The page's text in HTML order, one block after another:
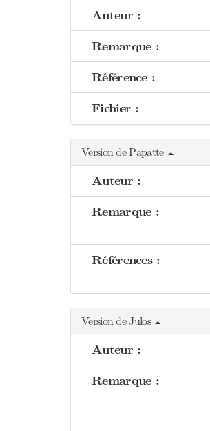
Auteur :
Remarque :
Référence :
Fichier :
Version de Papatte
Auteur :
Remarque :
Références :
Version de Julos
Auteur :
Remarque :